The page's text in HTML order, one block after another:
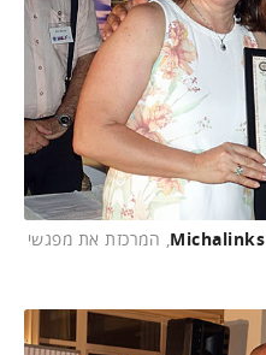
Michalinks, המרכזת את מפגשי